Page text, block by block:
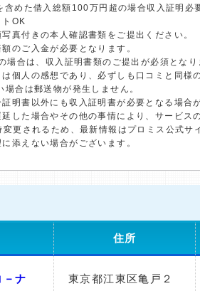
めた借入総額100万円超の場合収入証明必
OK
真付きの本人確認書類をご提出ください。
のご入金が必要となります。
合は、収入証明書類のご提出が必須となり
個人の感想であり、必ずしも口コミと同様
合は郵送物が発生しません。
明書以外にも収入証明書が必要となる場合
した場合やその他の事情により、サービス
更されるため、最新情報はプロミス公式サ
添えない場合がございます。
住所
－ナ
東京都江東区亀戸２